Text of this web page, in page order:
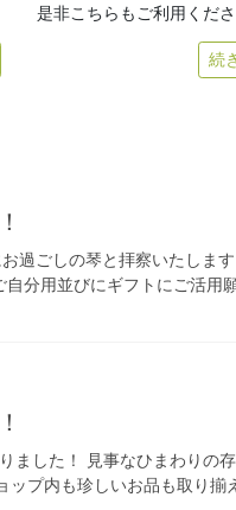
是非こちらもご利用くださ
続
過ごしの琴と拝察いたしま
分用並びにギフトにご活用
した！ 見事なひまわりの
プ内も珍しいお品も取り揃